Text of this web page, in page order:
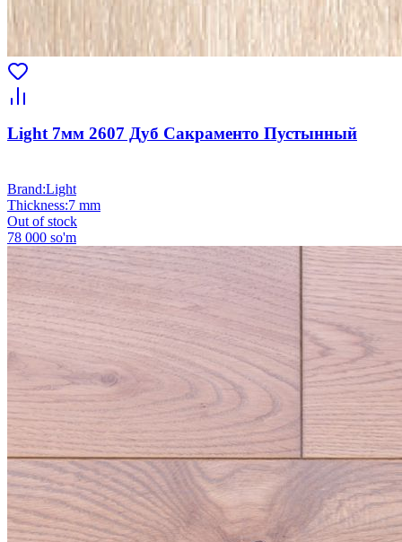
Light 7мм 2607 Дуб Сакраменто Пустынный
Brand:Light
Thickness:7 mm
Out of stock
78 000 so'm